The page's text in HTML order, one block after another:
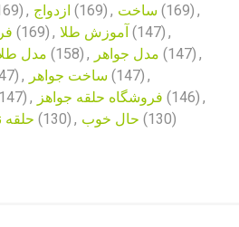
, ازدواج (169) , ساخت (169) ,
(169) , آموزش طلا (147) ,
مدل (158) , مدل جواهر (147) ,
, ساخت جواهر (147) ,
, فروشگاه حلقه جواهز (146) ,
(130) , حال خوب (130)